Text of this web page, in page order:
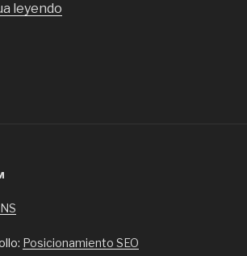
leyendo
Posicionamiento SEO